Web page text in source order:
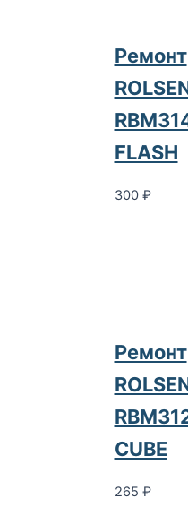
Ремонт
FLASH
300 ₽
Ремонт
CUBE
265 ₽